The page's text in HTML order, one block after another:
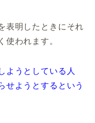
表明したときにそれ
使われます。
ようとしている人
せようとするという